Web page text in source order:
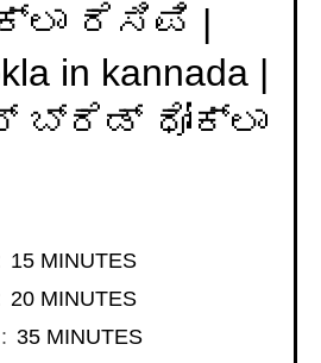
ರೆಸಿಪಿ |
in kannada |
ಬ್ರೆಡ್ ಧೋಕ್ಲಾ
15MINUTES
MINUTES
20MINUTES
MINUTES
35MINUTES
MINUTES